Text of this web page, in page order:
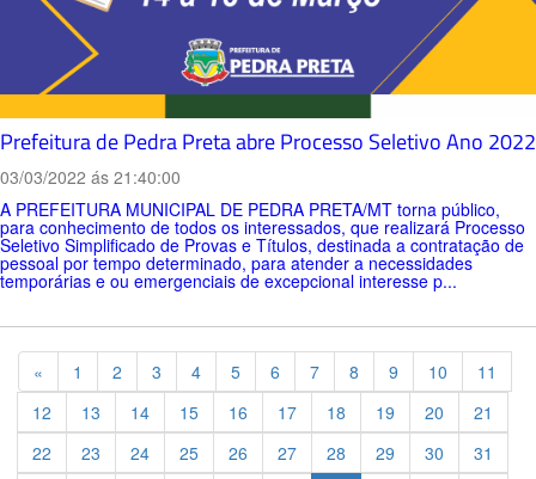
Prefeitura de Pedra Preta abre Processo Seletivo Ano 2022
03/03/2022 ás 21:40:00
A PREFEITURA MUNICIPAL DE PEDRA PRETA/MT torna público,
para conhecimento de todos os interessados, que realizará Processo
Seletivo Simplificado de Provas e Títulos, destinada a contratação de
pessoal por tempo determinado, para atender a necessidades
temporárias e ou emergenciais de excepcional interesse p...
« Previous
1 2 3 4 5 6 7 8 9 10
11
12
13 14 15 16 17 18 19 20
21
22
23 24 25 26 27 28 29 30 31